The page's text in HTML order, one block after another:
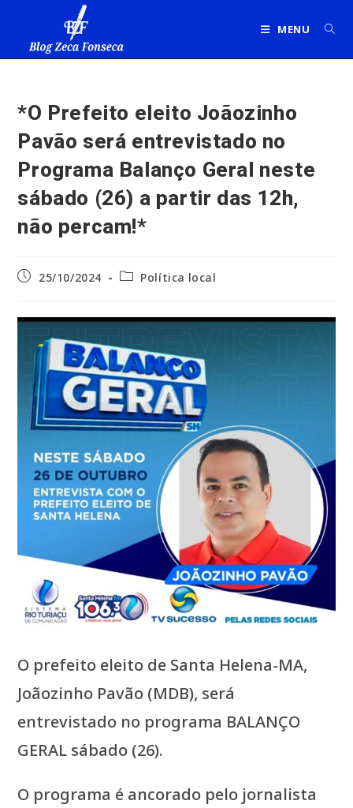
MENU
*O Prefeito eleito Joãozinho
Pavão será entrevistado no
Programa Balanço Geral neste
sábado (26) a partir das 12h,
não percam!*
Post25/10/2024
Categoria
Política local
O prefeito eleito de Santa Helena-MA,
Joãozinho Pavão (MDB), será
entrevistado no programa BALANÇO
GERAL sábado (26).
O programa é ancorado pelo jornalista